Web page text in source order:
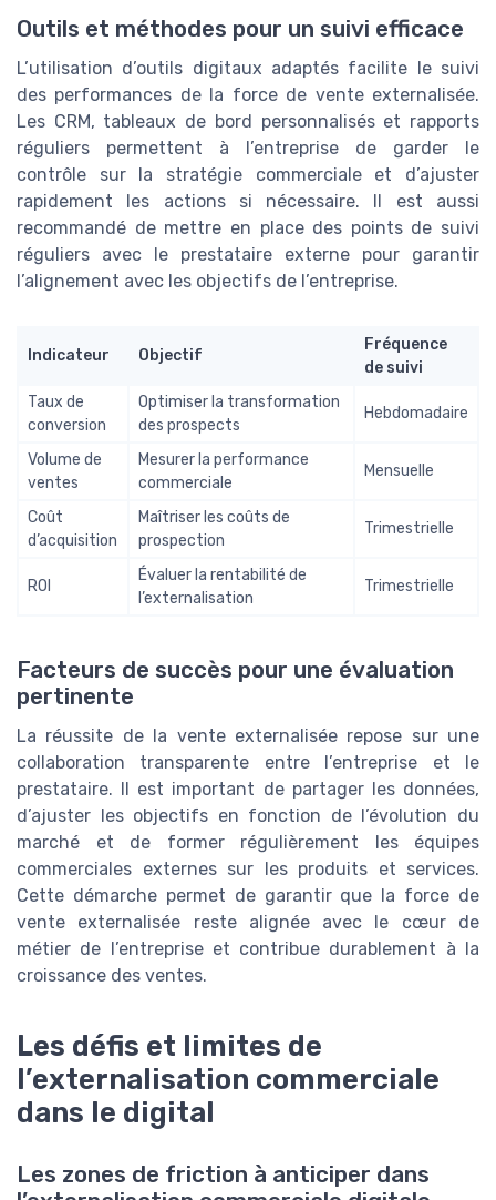
Outils et méthodes pour un suivi efficace
L’utilisation d’outils digitaux adaptés facilite le suivi
des performances de la force de vente externalisée.
Les CRM, tableaux de bord personnalisés et rapports
réguliers permettent à l’entreprise de garder le
contrôle sur la stratégie commerciale et d’ajuster
rapidement les actions si nécessaire. Il est aussi
recommandé de mettre en place des points de suivi
réguliers avec le prestataire externe pour garantir
l’alignement avec les objectifs de l’entreprise.
Indicateur Objectif
Fréquence
de suivi
Taux de
conversion
Optimiser la transformation
des prospects
Hebdomadaire
Volume de
ventes
Mesurer la performance
commerciale
Mensuelle
Coût
d’acquisition
Maîtriser les coûts de
prospection
Trimestrielle
ROI
Évaluer la rentabilité de
l’externalisation
Trimestrielle
Facteurs de succès pour une évaluation
pertinente
La réussite de la vente externalisée repose sur une
collaboration transparente entre l’entreprise et le
prestataire. Il est important de partager les données,
d’ajuster les objectifs en fonction de l’évolution du
marché et de former régulièrement les équipes
commerciales externes sur les produits et services.
Cette démarche permet de garantir que la force de
vente externalisée reste alignée avec le cœur de
métier de l’entreprise et contribue durablement à la
croissance des ventes.
Les défis et limites de
l’externalisation commerciale
dans le digital
Les zones de friction à anticiper dans